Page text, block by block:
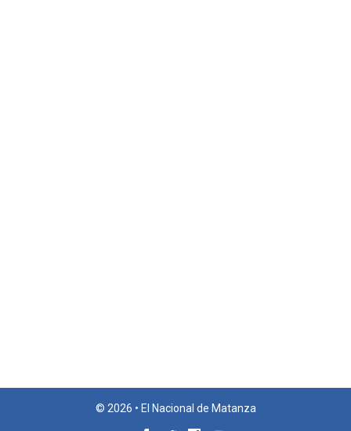
© 2026 • El Nacional de Matanza